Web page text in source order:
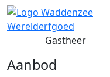
Gastheer
Aanbod